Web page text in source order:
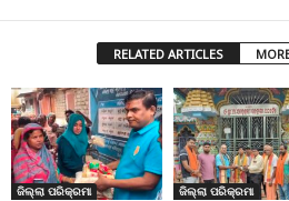
RELATED ARTICLES
ଜିଲ୍ଲା ପରିକ୍ରମା ଜିଲ୍ଲା ପରିକ୍ରମା